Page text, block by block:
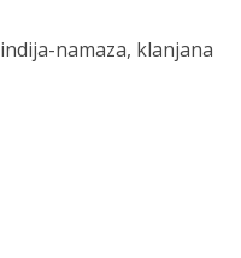
namaza, klanjana